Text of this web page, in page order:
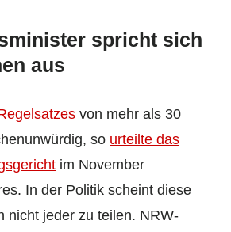
spricht sich
aus
von mehr als 30
so urteilte das
im November
In der Politik scheint diese
nicht jeder zu teilen. NRW-